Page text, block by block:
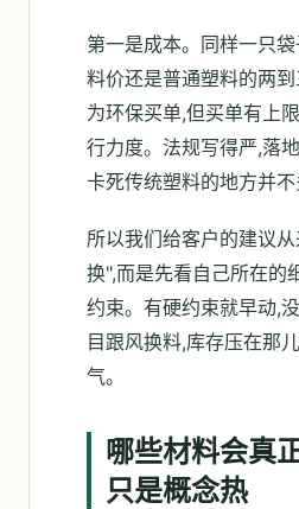
第一是成本。同样一只
料价还是普通塑料的两
为环保买单,但买单有上
行力度。法规写得严,落
卡死传统塑料的地方并不
所以我们给客户的建议
换",而是先看自己所在的
约束。有硬约束就早动,
目跟风换料,库存压在那
气。
哪些材料会真
只是概念热